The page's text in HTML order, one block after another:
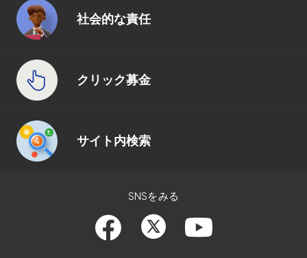
社会的な責任
クリック募金
サイト内検索
SNSをみる